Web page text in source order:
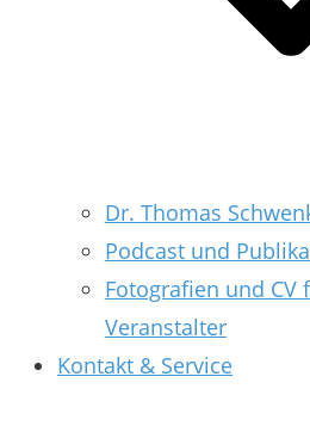
Dr. Thomas
Podcast und
Fotografien und CV
Veranstalter
Kontakt & Service